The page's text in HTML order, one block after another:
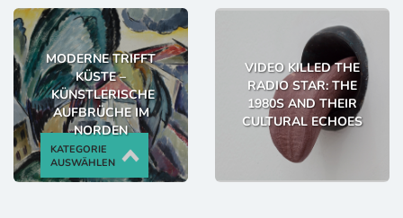
MODERNE TRIFFT
KÜSTE –
KÜNSTLERISCHE
AUFBRÜCHE IM
NORDEN
VIDEO KILLED THE
RADIO STAR: THE
1980S AND THEIR
CULTURAL ECHOES
KATEGORIE
AUSWÄHLEN